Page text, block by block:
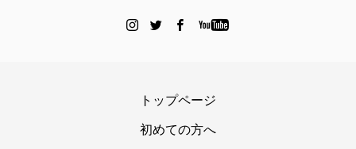
トップページ
初めての方へ